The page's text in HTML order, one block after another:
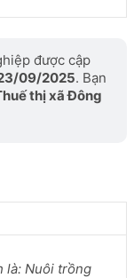
được cập
09/2025. Bạn
thị xã Đông
là: Nuôi trồng